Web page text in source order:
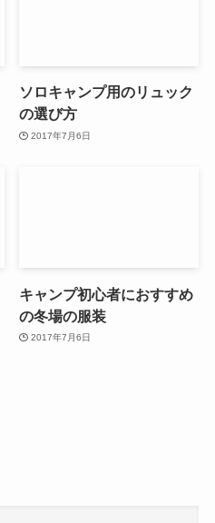
ソロキャンプ用のリュック
の選び方
2017年7月6日
キャンプ初心者におすすめ
の冬場の服装
2017年7月6日